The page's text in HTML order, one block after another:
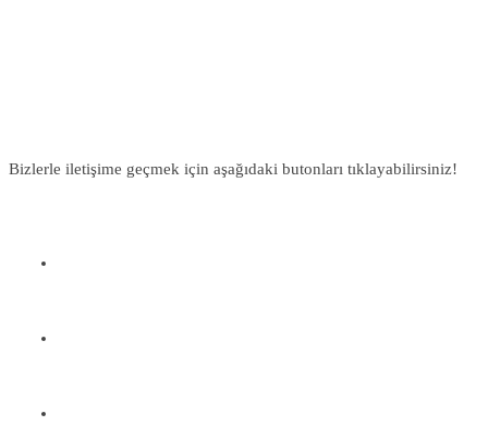
Bizlerle iletişime geçmek için aşağıdaki butonları tıklayabilirsiniz!